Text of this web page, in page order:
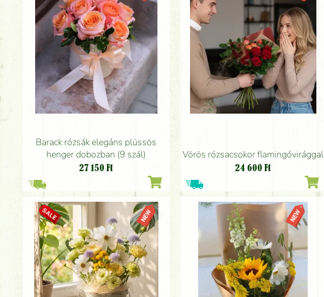
Barack rózsák elegáns plüssös
henger dobozban (9 szál)
27 150 Ft
Vörös rózsacsokor flamingóvirággal
24 600 Ft